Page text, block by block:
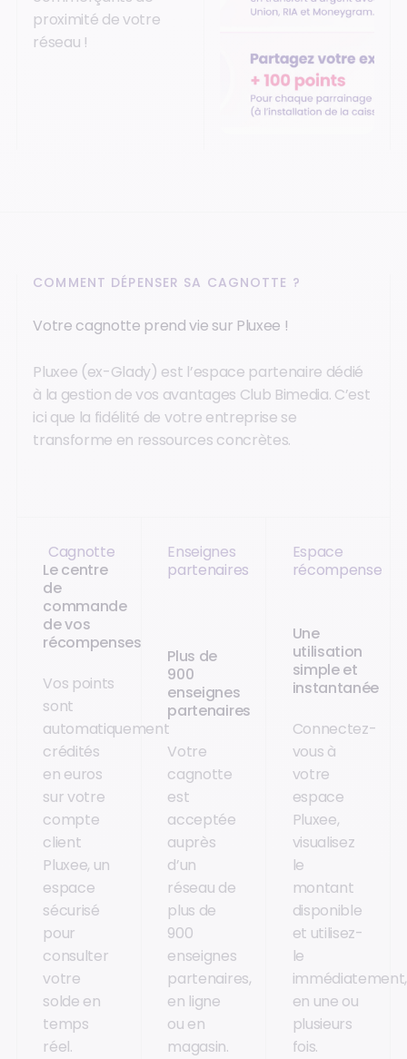
proximité de votre
réseau !
COMMENT DÉPENSER SA CAGNOTTE ?
Votre cagnotte prend vie sur Pluxee !
Pluxee (ex-Glady) est l’espace partenaire dédié
à la gestion de vos avantages Club Bimedia. C’est
ici que la fidélité de votre entreprise se
transforme en ressources concrètes.
Cagnotte
Le centre
de
commande
de vos
récompenses
Vos points
sont
automatiquement
crédités
en euros
sur votre
compte
client
Pluxee, un
espace
sécurisé
pour
consulter
votre
solde en
temps
réel.
Enseignes
partenaires
Plus de
900
enseignes
partenaires
Votre
cagnotte
est
acceptée
auprès
d’un
réseau de
plus de
900
enseignes
partenaires,
en ligne
ou en
magasin.
Espace
récompense
Une
utilisation
simple et
instantanée
Connectez-
vous à
votre
espace
Pluxee,
visualisez
le
montant
disponible
et utilisez-
le
immédiatement,
en une ou
plusieurs
fois.